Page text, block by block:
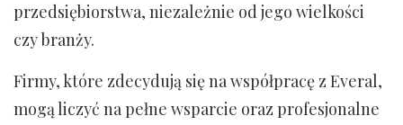
przedsiębiorstwa, niezależnie od jego wielkości
czy branży.
Firmy, które zdecydują się na współpracę z Everal,
mogą liczyć na pełne wsparcie oraz profesjonalne